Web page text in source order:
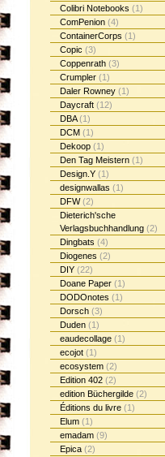
Colibri Notebooks (1)
ComPenion (4)
ContainerCorps (1)
Copic (3)
Coppenrath (3)
Crumpler (1)
Daler Rowney (1)
Daycraft (12)
DBA(1)
DCM (1)
Dekoop (1)
Den Tag Meistern (1)
Design.Y (1)
designwallas (1)
DFW(2)
Dieterich'sche
Verlagsbuchhandlung (2)
Dingbats (4)
Diogenes (2)
DIY (22)
Doane Paper (1)
DODOnotes (1)
Dorsch (3)
Duden (1)
eaudecollage (1)
ecojot (1)
ecosystem (2)
Edition 402 (2)
edition Büchergilde (2)
Éditions du livre (1)
Elum (1)
emadam (9)
Epica (2)